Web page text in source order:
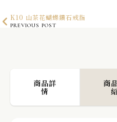
K10 山茶花蝴蝶鑽石戒指
PREVIOUS POST
商品詳
情
商
紹